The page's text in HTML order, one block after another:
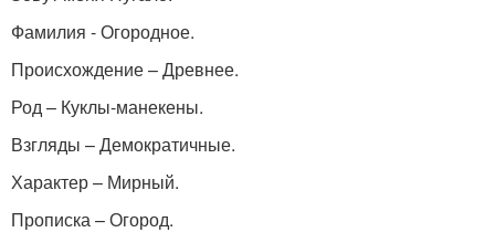
Фамилия - Огородное.
Происхождение – Древнее.
Род – Куклы-манекены.
Взгляды – Демократичные.
Характер – Мирный.
Прописка – Огород.